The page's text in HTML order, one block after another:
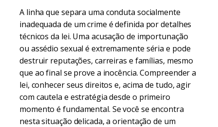
A linha que separa uma conduta socialmente
inadequada de um crime é definida por detalhes
técnicos da lei. Uma acusação de importunação
ou assédio sexual é extremamente séria e pode
destruir reputações, carreiras e famílias, mesmo
que ao final se prove a inocência. Compreender a
lei, conhecer seus direitos e, acima de tudo, agir
com cautela e estratégia desde o primeiro
momento é fundamental. Se você se encontra
nesta situação delicada, a orientação de um